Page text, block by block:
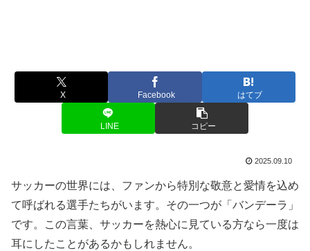
X Facebook はてブ
LINE コピー
2025.09.10
サッカーの世界には、ファンから特別な敬意と愛情を込め
て呼ばれる選手たちがいます。その一つが「バンデーラ」
です。この言葉、サッカーを熱心に見ている方なら一度は
耳にしたことがあるかもしれません。